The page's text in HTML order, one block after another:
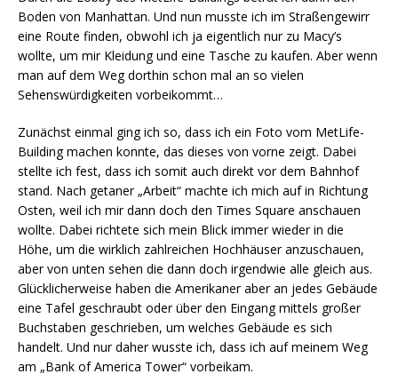
Boden von Manhattan. Und nun musste ich im Straßengewirr
eine Route finden, obwohl ich ja eigentlich nur zu Macy’s
wollte, um mir Kleidung und eine Tasche zu kaufen. Aber wenn
man auf dem Weg dorthin schon mal an so vielen
Sehenswürdigkeiten vorbeikommt…
Zunächst einmal ging ich so, dass ich ein Foto vom MetLife-
Building machen konnte, das dieses von vorne zeigt. Dabei
stellte ich fest, dass ich somit auch direkt vor dem Bahnhof
stand. Nach getaner „Arbeit“ machte ich mich auf in Richtung
Osten, weil ich mir dann doch den Times Square anschauen
wollte. Dabei richtete sich mein Blick immer wieder in die
Höhe, um die wirklich zahlreichen Hochhäuser anzuschauen,
aber von unten sehen die dann doch irgendwie alle gleich aus.
Glücklicherweise haben die Amerikaner aber an jedes Gebäude
eine Tafel geschraubt oder über den Eingang mittels großer
Buchstaben geschrieben, um welches Gebäude es sich
handelt. Und nur daher wusste ich, dass ich auf meinem Weg
am „Bank of America Tower“ vorbeikam.